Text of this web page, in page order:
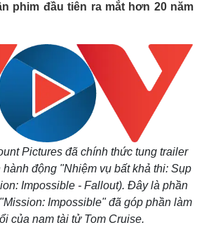
phim đầu tiên ra mắt hơn 20 năm
Pictures đã chính thức tung trailer
động "Nhiệm vụ bất khả thi: Sụp
Impossible - Fallout). Đây là phần
Impossible" đã góp phần làm
của nam tài tử Tom Cruise.